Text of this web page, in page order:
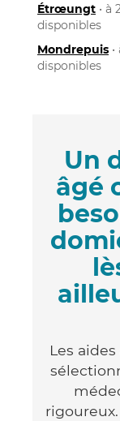
Étrœungt • à
disponibles
Mondrepuis
disponibles
Un
âgé
Les